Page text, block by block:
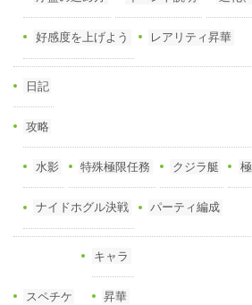
好感度を上げよう レアリティ昇華
日記
攻略
水影 特殊極限任務 クジラ艇
ナイドホグル決戦 パーティ編成
スペチケ
キャラ
昇華